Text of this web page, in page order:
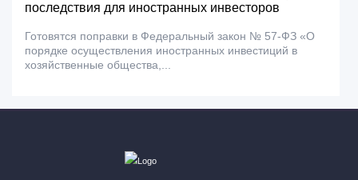
последствия для иностранных инвесторов
Готовятся поправки в Федеральный закон № 57-ФЗ «О
порядке осуществления иностранных инвестиций в
хозяйственные общества,...